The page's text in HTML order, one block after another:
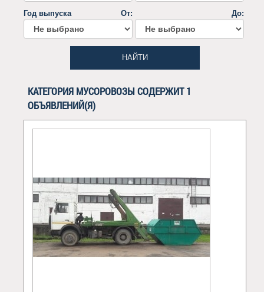
Год выпуска От: До:
НАЙТИ
КАТЕГОРИЯ МУСОРОВОЗЫ СОДЕРЖИТ 1
ОБЪЯВЛЕНИЙ(Я)